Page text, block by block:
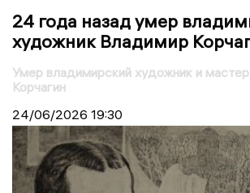
24 года назад умер
художник Владимир
Умер владимирский художник и
Корчагин
24/06/2026 19:30